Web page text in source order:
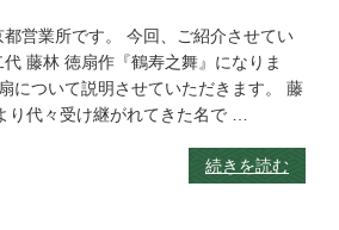
営業所です。 今回、ご紹介させてい
藤林 徳扇作『鶴寿之舞』になりま
について説明させていただきます。 藤
り代々受け継がれてきた名で …
続きを読む